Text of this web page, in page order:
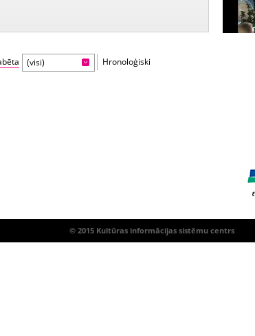
(visi) Hronoloģiski
© 2015 Kultūras informācijas sistēmu centrs